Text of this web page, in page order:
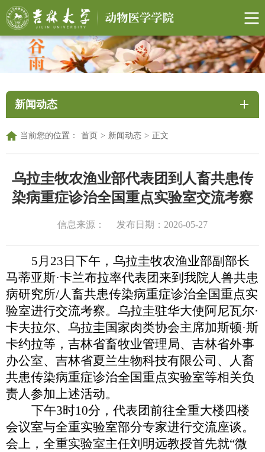
新闻动态
当前您的位置： 首页 > 新闻动态 > 正文
乌拉圭牧农渔业部代表团到人畜共患传
染病重症诊治全国重点实验室交流考察
信息来源： 发布日期：2026-05-27
5月23日下午，乌拉圭牧农渔业部副部长
马蒂亚斯·卡兰布拉率代表团来到我院人兽共患
病研究所/人畜共患传染病重症诊治全国重点实
验室进行交流考察。乌拉圭驻华大使阿尼瓦尔·
卡夫拉尔、乌拉圭国家肉类协会主席加斯顿·斯
卡约拉等，吉林省畜牧业管理局、吉林省外事
办公室、吉林省夏兰生物科技有限公司、人畜
共患传染病重症诊治全国重点实验室等相关负
责人参加上述活动。
下午3时10分，代表团前往全重大楼四楼
会议室与全重实验室部分专家进行交流座谈。
会上，全重实验室主任刘明远教授首先就“微